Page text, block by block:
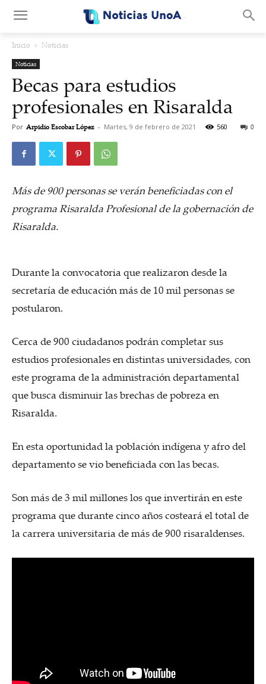
Inicio Noticias
Noticias
Becas para estudios
profesionales en Risaralda
Por Arpidio Escobar López - Martes, 9 de febrero de 2021 0
560
Más de 900 personas se verán beneficiadas con el
programa Risaralda Profesional de la gobernación de
Risaralda.
Durante la convocatoria que realizaron desde la
secretaría de educación más de 10 mil personas se
postularon.
Cerca de 900 ciudadanos podrán completar sus
estudios profesionales en distintas universidades, con
este programa de la administración departamental
que busca disminuir las brechas de pobreza en
Risaralda.
En esta oportunidad la población indígena y afro del
departamento se vio beneficiada con las becas.
Son más de 3 mil millones los que invertirán en este
programa que durante cinco años costeará el total de
la carrera universitaria de más de 900 risaraldenses.